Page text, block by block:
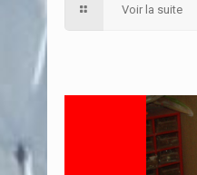
Voir la suite